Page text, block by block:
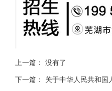
上一篇： 没有了
下一篇： 关于中华人民共和国